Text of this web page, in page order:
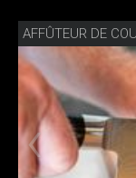
AFFÛTEUR DE